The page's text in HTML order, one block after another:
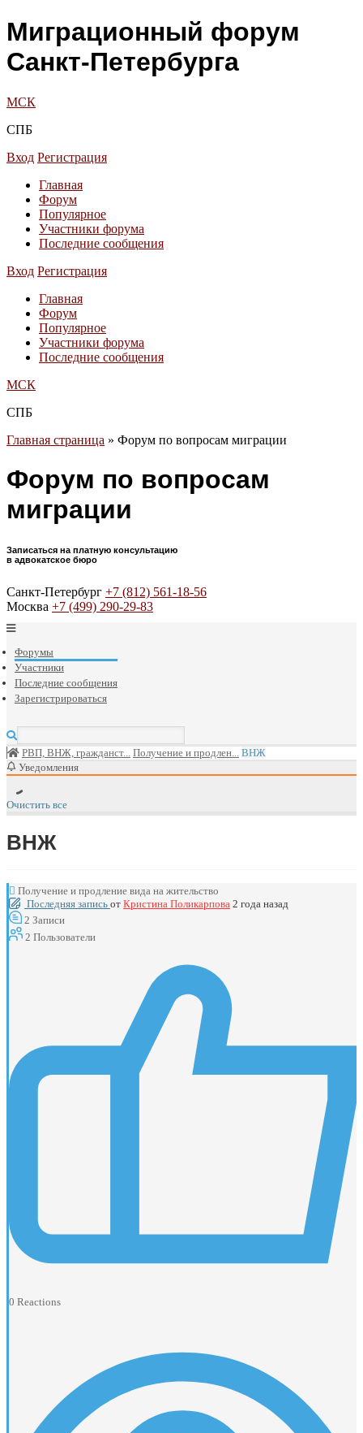
Миграционный форум
Санкт-Петербурга
МСК
СПБ
Вход Регистрация
Главная
Форум
Популярное
Участники форума
Последние сообщения
Вход Регистрация
Главная
Форум
Популярное
Участники форума
Последние сообщения
МСК
СПБ
Главная страница » Форум по вопросам миграции
Форум по вопросам
миграции
Записаться на платную консультацию
в адвокатское бюро
Санкт-Петербург +7 (812) 561-18-56
Москва +7 (499) 290-29-83
Форумы
Участники
Последние сообщения
Зарегистрироваться
РВП, ВНЖ, гражданст... Получение и продлен... ВНЖ
Уведомления
Очистить все
ВНЖ
Получение и продление вида на жительство
Последняя запись от Кристина Поликарпова 2 года назад
2 Записи
2 Пользователи
0 Reactions